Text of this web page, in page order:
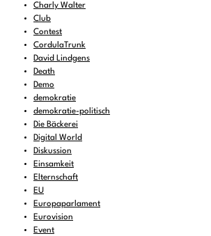
Charly Walter
Club
Contest
CordulaTrunk
David Lindgens
Death
Demo
demokratie
demokratie-politisch
Die Bäckerei
Digital World
Diskussion
Einsamkeit
Elternschaft
EU
Europaparlament
Eurovision
Event